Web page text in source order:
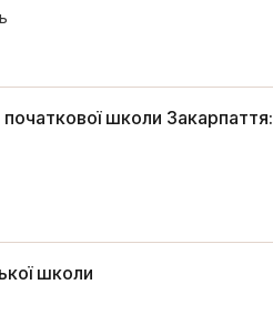
школи Закарпаття:
школи